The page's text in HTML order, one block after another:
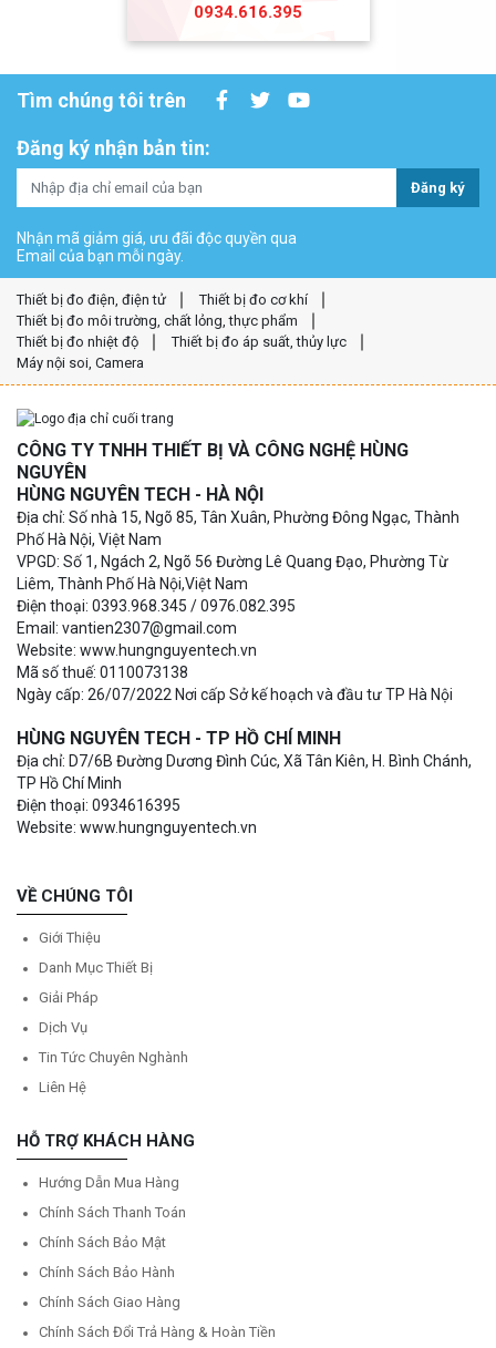
0934.616.395
Tìm chúng tôi trên
Đăng ký nhận bản tin:
Đăng ký
Nhận mã giảm giá, ưu đãi độc quyền qua
Email của bạn mỗi ngày.
Thiết bị đo điện, điện tử
Thiết bị đo cơ khí
Thiết bị đo môi trường, chất lỏng, thực phẩm
Thiết bị đo nhiệt độ
Thiết bị đo áp suất, thủy lực
Máy nội soi, Camera
CÔNG TY TNHH THIẾT BỊ VÀ CÔNG NGHỆ HÙNG
NGUYÊN
HÙNG NGUYÊN TECH - HÀ NỘI
Địa chỉ: Số nhà 15, Ngõ 85, Tân Xuân, Phường Đông Ngạc, Thành
Phố Hà Nội, Việt Nam
VPGD: Số 1, Ngách 2, Ngõ 56 Đường Lê Quang Đạo, Phường Từ
Liêm, Thành Phố Hà Nội,Việt Nam
Điện thoại: 0393.968.345 / 0976.082.395
Email: vantien2307@gmail.com
Website: www.hungnguyentech.vn
Mã số thuế: 0110073138
Ngày cấp: 26/07/2022 Nơi cấp Sở kế hoạch và đầu tư TP Hà Nội
HÙNG NGUYÊN TECH - TP HỒ CHÍ MINH
Địa chỉ: D7/6B Đường Dương Đình Cúc, Xã Tân Kiên, H. Bình Chánh,
TP Hồ Chí Minh
Điện thoại: 0934616395
Website: www.hungnguyentech.vn
VỀ CHÚNG TÔI
Giới Thiệu
Danh Mục Thiết Bị
Giải Pháp
Dịch Vụ
Tin Tức Chuyên Nghành
Liên Hệ
HỖ TRỢ KHÁCH HÀNG
Hướng Dẫn Mua Hàng
Chính Sách Thanh Toán
Chính Sách Bảo Mật
Chính Sách Bảo Hành
Chính Sách Giao Hàng
Chính Sách Đổi Trả Hàng & Hoàn Tiền